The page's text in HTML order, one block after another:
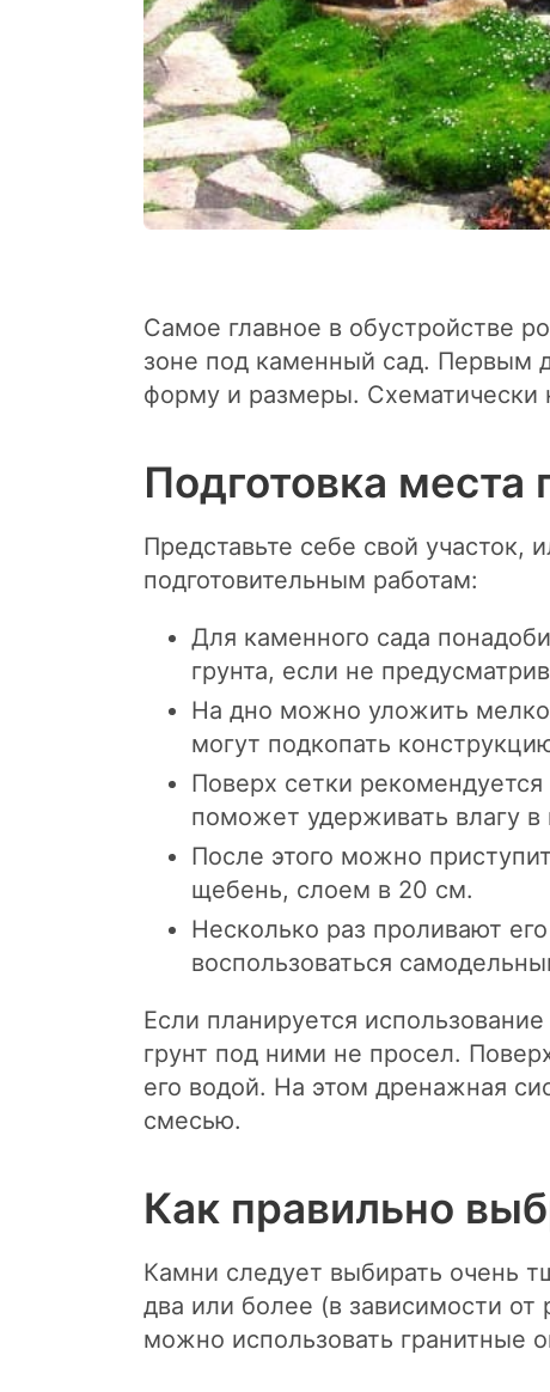
Самое главное в обустройстве
зоне под каменный сад. Первым
форму и размеры. Схематически
Подготовка
Представьте себе свой участок,
подготовительным работам:
Для каменного сада
грунта, если не
На дно можно уложить
могут подкопать
Поверх сетки
поможет удерживать влагу в
После этого можно
щебень, слоем в 20 см.
Несколько раз проливают
воспользоваться
Если планируется
грунт под ними не просел.
его водой. На этом дренажная
смесью.
Как правильно
Камни следует выбирать очень
два или более (в зависимости
можно использовать гранитные